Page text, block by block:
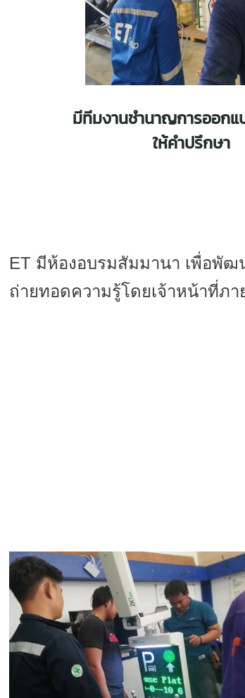
มีทีมงานชำนาญการออกแ
ให้คำปรึกษา
ET มีห้องอบรมสัมมานา เพื่อพัฒ
ถ่ายทอดความรู้โดยเจ้าหน้าที่ภ